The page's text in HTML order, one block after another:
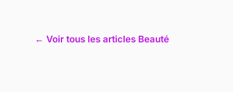
← Voir tous les articles Beauté